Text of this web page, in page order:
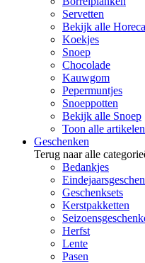
Servetten
Bekijk alle Horeca
Koekjes
Snoep
Chocolade
Kauwgom
Pepermuntjes
Snoeppotten
Bekijk alle Snoep
Toon alle artikelen
Geschenken
Terug naar alle
Bedankjes
Geschenksets
Kerstpakketten
Herfst
Lente
Pasen